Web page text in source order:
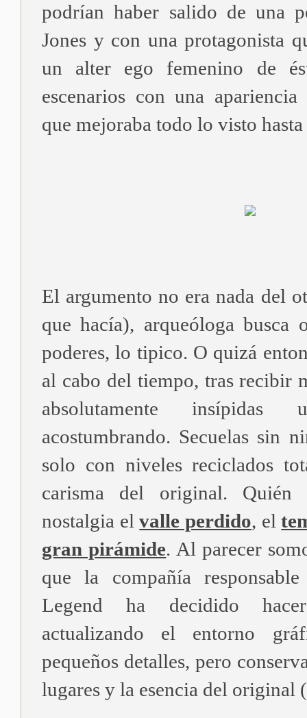
podrían haber salido de una
Jones y con una protagonista
un alter ego femenino de
escenarios con una
que mejoraba todo lo visto
El argumento no era nada del
que hacía), arqueóloga busca
poderes, lo tipico. O quizá
al cabo del tiempo, tras recibir
absolutamente
acostumbrando. Secuelas sin
solo con niveles reciclados
carisma del original. Quién
nostalgia elvalle perdido, el
gran pirámide. Al parecer
que la compañía
Legend ha decidido
actualizando el entorno
pequeños detalles, pero
lugares y la esencia del original